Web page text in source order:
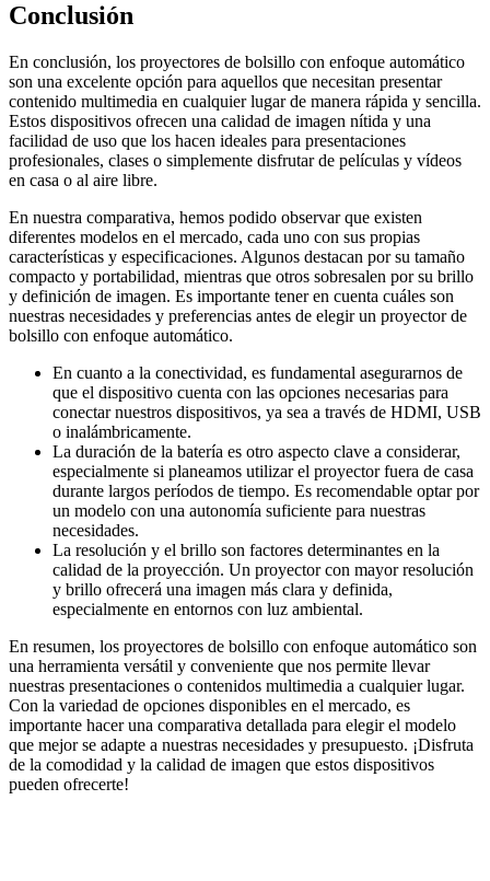
Conclusión
En conclusión, los proyectores de bolsillo con enfoque automático
son una excelente opción para aquellos que necesitan presentar
contenido multimedia en cualquier lugar de manera rápida y sencilla.
Estos dispositivos ofrecen una calidad de imagen nítida y una
facilidad de uso que los hacen ideales para presentaciones
profesionales, clases o simplemente disfrutar de películas y vídeos
en casa o al aire libre.
En nuestra comparativa, hemos podido observar que existen
diferentes modelos en el mercado, cada uno con sus propias
características y especificaciones. Algunos destacan por su tamaño
compacto y portabilidad, mientras que otros sobresalen por su brillo
y definición de imagen. Es importante tener en cuenta cuáles son
nuestras necesidades y preferencias antes de elegir un proyector de
bolsillo con enfoque automático.
En cuanto a la conectividad, es fundamental asegurarnos de
que el dispositivo cuenta con las opciones necesarias para
conectar nuestros dispositivos, ya sea a través de HDMI, USB
o inalámbricamente.
La duración de la batería es otro aspecto clave a considerar,
especialmente si planeamos utilizar el proyector fuera de casa
durante largos períodos de tiempo. Es recomendable optar por
un modelo con una autonomía suficiente para nuestras
necesidades.
La resolución y el brillo son factores determinantes en la
calidad de la proyección. Un proyector con mayor resolución
y brillo ofrecerá una imagen más clara y definida,
especialmente en entornos con luz ambiental.
En resumen, los proyectores de bolsillo con enfoque automático son
una herramienta versátil y conveniente que nos permite llevar
nuestras presentaciones o contenidos multimedia a cualquier lugar.
Con la variedad de opciones disponibles en el mercado, es
importante hacer una comparativa detallada para elegir el modelo
que mejor se adapte a nuestras necesidades y presupuesto. ¡Disfruta
de la comodidad y la calidad de imagen que estos dispositivos
pueden ofrecerte!